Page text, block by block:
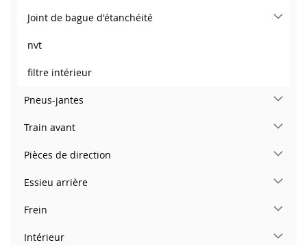
Joint de bague d'étanchéité
nvt
filtre intérieur
Pneus-jantes
Train avant
Pièces de direction
Essieu arrière
Frein
Intérieur